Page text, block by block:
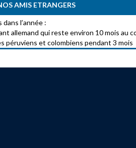
AMIS ETRANGERS
l’année :
allemand qui reste environ 10 mois au
péruviens et colombiens pendant 3 mois